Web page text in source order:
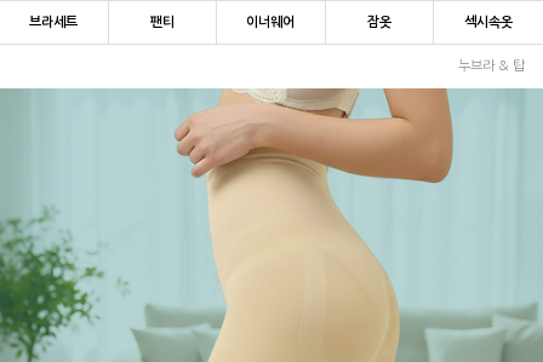
브라세트 팬티 이너웨어 잠옷 섹시속옷
누브라 & 탑